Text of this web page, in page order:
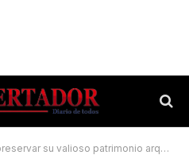
su valioso patrimonio arquitectónico